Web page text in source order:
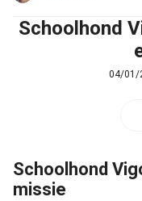
Schoolhond
04/01/
Schoolhond
missie